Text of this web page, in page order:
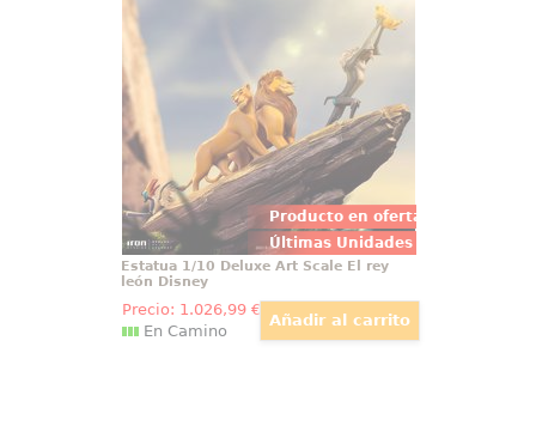
Producto en oferta
Últimas Unidades
La Estatua 1/10 Deluxe Art Scale
El Rey León Disney recrea la
elevación de Simba sobre el Risco
del Orgullo. Esta estatua El Rey
León 1/10 Iron Studios reúne a
Rafiki, Simba y los animales de las
Tierras del Orgullo.
Estatua 1/10 Deluxe Art Scale El rey
león Disney
Precio: 1.026,99€
En Camino